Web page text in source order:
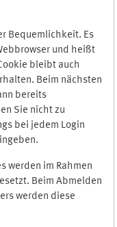
Bequemlichkeit. Es
und heißt
bleibt auch
Beim nächsten
bereits
Sie nicht zu
bei jedem Login
werden im Rahmen
Beim Abmelden
werden diese